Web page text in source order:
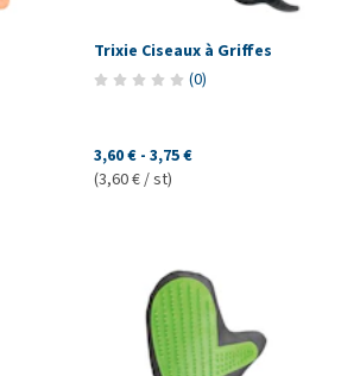
Trixie Ciseaux à Griffes
(0)
3,60 € - 3,75 €
(3,60 € / st)